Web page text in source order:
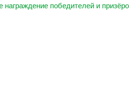
победителей и